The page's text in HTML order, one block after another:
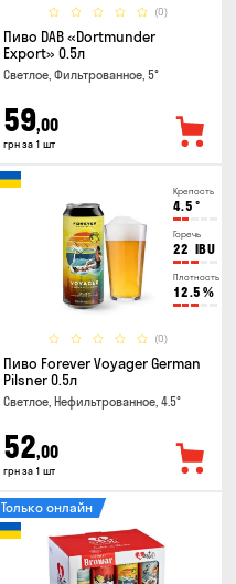
(0)
Пиво DAB «Dortmunder
Export» 0.5л
Светлое, Фильтрованное, 5°
59,00
грн за 1 шт
Крепость
4.5 °
Горечь
22 IBU
Плотность
12.5 %
(0)
Пиво Forever Voyager German
Pilsner 0.5л
Светлое, Нефильтрованное, 4.5°
52,00
грн за 1 шт
Только онлайн